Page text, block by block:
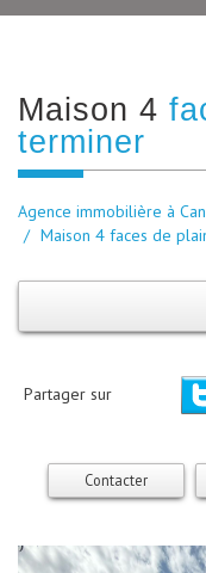
maison 4
terminer
Agence immobilière à
Maison 4 faces de
Partager sur
Contacter